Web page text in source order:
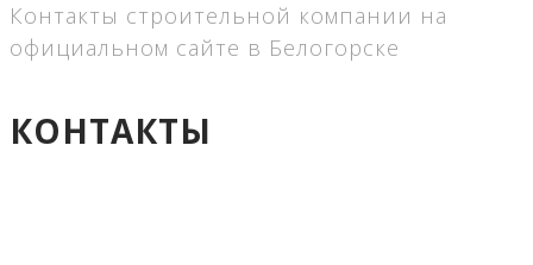
Контакты строительной компании на
официальном сайте в Белогорске
КОНТАКТЫ